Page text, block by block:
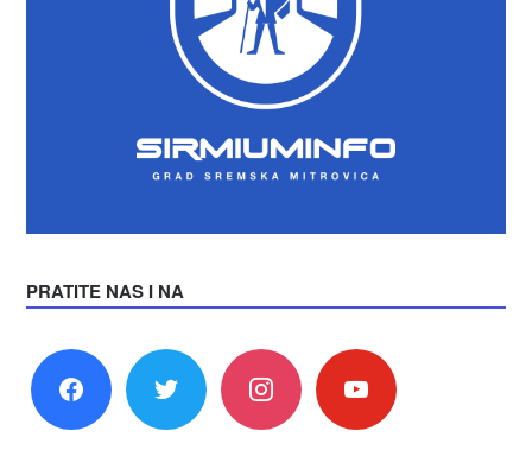
PRATITE NAS I NA
facebook twitter instagram youtube